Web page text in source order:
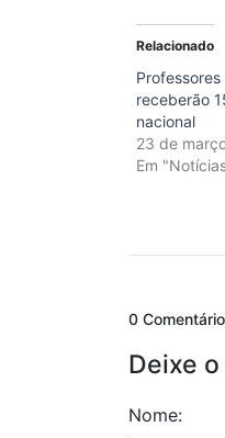
Relacionado
receberão
nacional
23 de
Em
0
Deixe
Nome: